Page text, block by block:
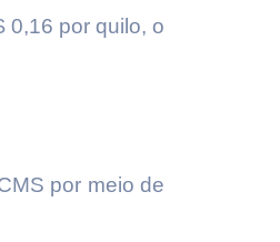
0,16 por quilo, o
por meio de